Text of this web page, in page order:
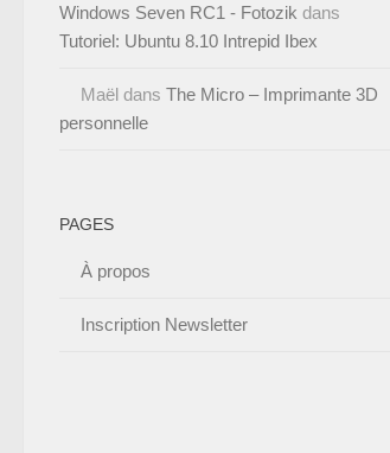
Windows Seven RC1 - Fotozik dans
Tutoriel: Ubuntu 8.10 Intrepid Ibex
Maël dans The Micro – Imprimante 3D
personnelle
PAGES
À propos
Inscription Newsletter